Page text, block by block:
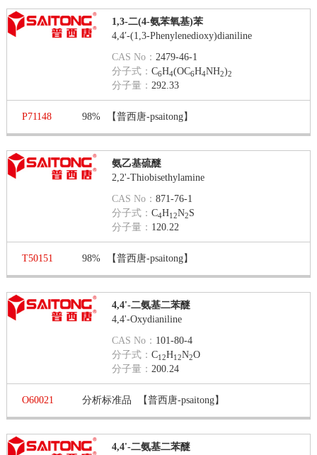
1,3-二(4-氨苯氧基)苯
4,4′-(1,3-Phenylenedioxy)dianiline
CAS No：2479-46-1
分子式：C6H4(OC6H4NH2)2
分子量：292.33
P71148 98% 【普西唐-psaitong】
氨乙基硫醚
2,2'-Thiobisethylamine
CAS No：871-76-1
分子式：C4H12N2S
分子量： 120.22
T50151 98% 【普西唐-psaitong】
4,4'-二氨基二苯醚
4,4'-Oxydianiline
CAS No： 101-80-4
分子式：C12H12N2O
分子量：200.24
O60021 分析标准品 【普西唐-psaitong】
4,4'-二氨基二苯醚